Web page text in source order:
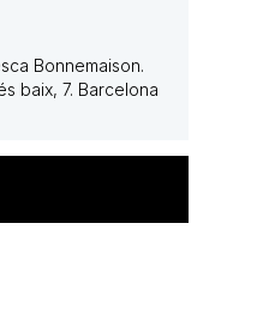
Bonnemaison.
baix, 7. Barcelona